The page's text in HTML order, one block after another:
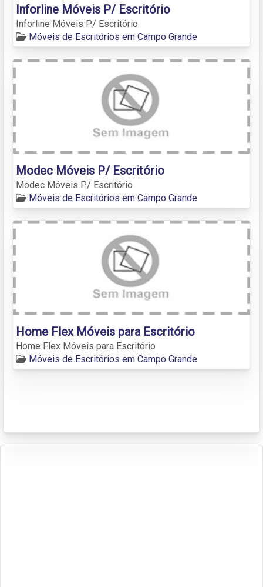
Inforline Móveis P/ Escritório
Inforline Móveis P/ Escritório
Móveis de Escritórios em Campo Grande
Modec Móveis P/ Escritório
Modec Móveis P/ Escritório
Móveis de Escritórios em Campo Grande
Home Flex Móveis para Escritório
Home Flex Móveis para Escritório
Móveis de Escritórios em Campo Grande